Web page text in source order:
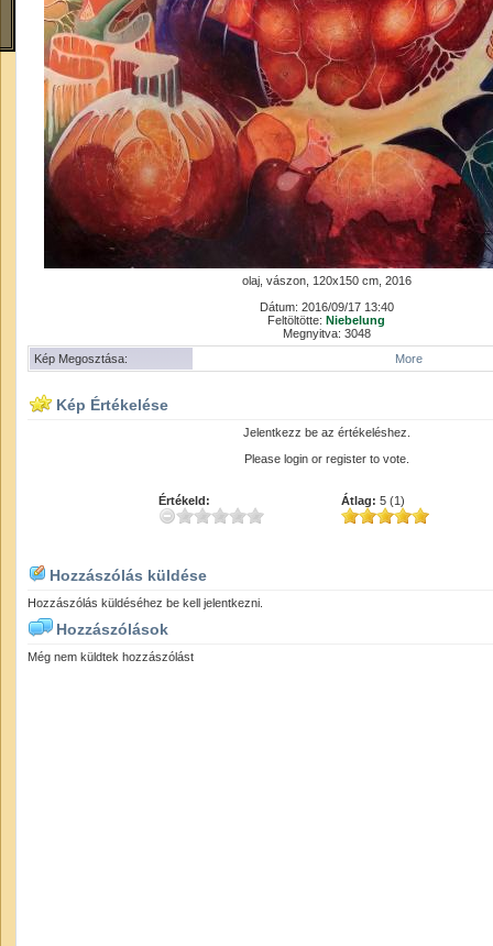
olaj, vászon, 120x150 cm, 2016
Dátum: 2016/09/17 13:40
Feltöltötte:Niebelung
Megnyitva: 3048
Kép Megosztása:
More
Kép Értékelése
Jelentkezz be az értékeléshez.
Please login or register to vote.
Értékeld: Átlag: 5 (1)
Hozzászólás küldése
Hozzászólás küldéséhez be kell jelentkezni.
Hozzászólások
Még nem küldtek hozzászólást